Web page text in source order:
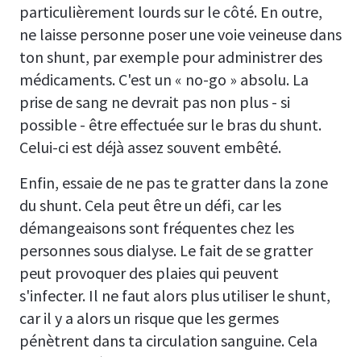
particulièrement lourds sur le côté. En outre,
ne laisse personne poser une voie veineuse dans
ton shunt, par exemple pour administrer des
médicaments. C'est un « no-go » absolu. La
prise de sang ne devrait pas non plus - si
possible - être effectuée sur le bras du shunt.
Celui-ci est déjà assez souvent embêté.
Enfin, essaie de ne pas te gratter dans la zone
du shunt. Cela peut être un défi, car les
démangeaisons sont fréquentes chez les
personnes sous dialyse. Le fait de se gratter
peut provoquer des plaies qui peuvent
s'infecter. Il ne faut alors plus utiliser le shunt,
car il y a alors un risque que les germes
pénètrent dans ta circulation sanguine. Cela